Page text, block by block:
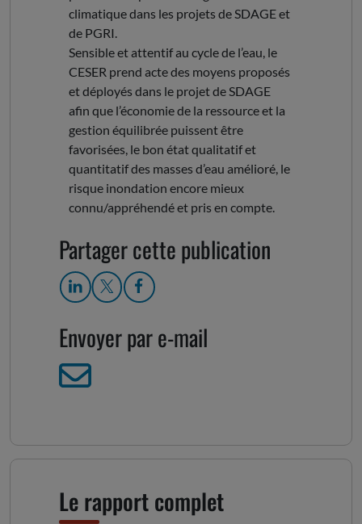
climatique dans les projets de SDAGE et
de PGRI.
Sensible et attentif au cycle de l’eau, le
CESER prend acte des moyens proposés
et déployés dans le projet de SDAGE
afin que l’économie de la ressource et la
gestion équilibrée puissent être
favorisées, le bon état qualitatif et
quantitatif des masses d’eau amélioré, le
risque inondation encore mieux
connu/appréhendé et pris en compte.
Partager cette publication
Envoyer par e-mail
Le rapport complet